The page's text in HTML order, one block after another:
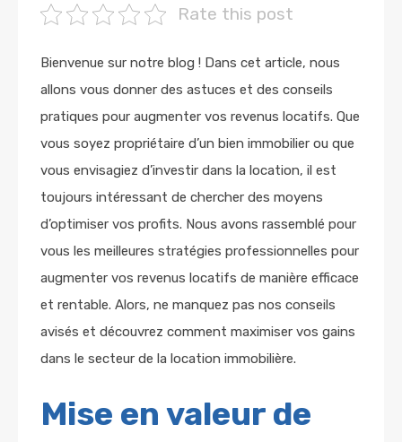
Rate this post
Bienvenue sur notre blog ! Dans cet article, nous
allons vous donner des astuces et des conseils
pratiques pour augmenter vos revenus locatifs. Que
vous soyez propriétaire d’un bien immobilier ou que
vous envisagiez d’investir dans la location, il est
toujours intéressant de chercher des moyens
d’optimiser vos profits. Nous avons rassemblé pour
vous les meilleures stratégies professionnelles pour
augmenter vos revenus locatifs de manière efficace
et rentable. Alors, ne manquez pas nos conseils
avisés et découvrez comment maximiser vos gains
dans le secteur de la location immobilière.
Mise en valeur de